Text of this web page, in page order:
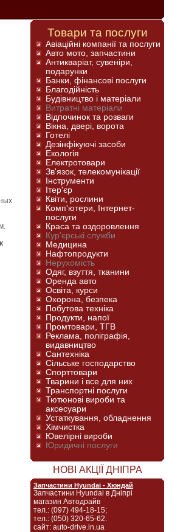
Товари та послуги
Авіаційні компанії та послуги
Авто мото, запчастини
Антикваріат, сувеніри,
подарунки
Банки, фінансові послуги
Благодійність
Будівництво і матеріали
Витратні матеріали
Відпочинок та розваги
Вікна, двері, ворота
Готелі
Дезінфікуючі засоби
Екологія
Електротовари
Зв'язок, телекомунікації
Інструменти
Ітер'єр
Квіти, рослини
Комп'ютери, Інтернет-
послуги
Краса та оздоровлення
Кур'єрські служби
Медицина
Нафтопродукти
Нерухомість
Одяг, взуття, тканини
Оренда авто
Освіта, курси
Охорона, безпека
Побутова техніка
Продукти, напої
Промтовари, ТГВ
Реклама, поліграфія,
видавництво
Сантехніка
Сільське господарство
Спорттовари
Тварини і все для них
Транспортні послуги
Тютюнові вироби та
аксесуари
Устаткування, обладнення
Хімчистка
Ювелірні вироби
Юридичні послуги
НОВІ АКЦІЇ ДНІПРА
Запчастини Hyundai - Хюндай
Запчастини Hyundai в Дніпрі
магазин Автодрайв
тел.: (097) 494-18-15;
тел.: (050) 320-65-62.
сайт: auto-drive.in.ua